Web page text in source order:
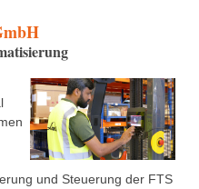
und Steuerung der FTS